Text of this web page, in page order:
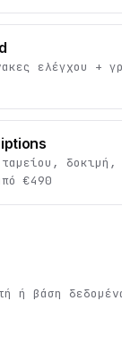
ελέγχου +
δοκιμή,
€490
ή βάση